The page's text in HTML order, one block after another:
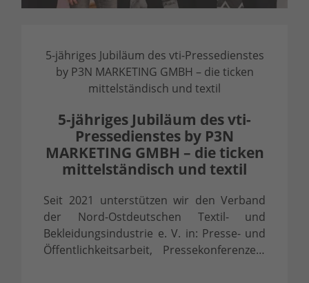
5-jähriges Jubiläum des vti-Pressedienstes
by P3N MARKETING GMBH – die ticken
mittelständisch und textil
5-jähriges Jubiläum des vti-
Pressedienstes by P3N
MARKETING GMBH – die ticken
mittelständisch und textil
Seit 2021 unterstützen wir den Verband
der Nord-Ostdeutschen Textil- und
Bekleidungsindustrie e. V. in: Presse- und
Öffentlichkeitsarbeit, Pressekonferenzen,